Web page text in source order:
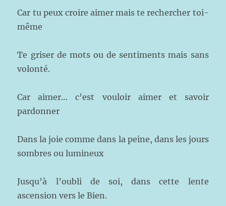
Car tu peux croire aimer mais te rechercher toi-
même
Te griser de mots ou de sentiments mais sans
volonté.
Car aimer… c’est vouloir aimer et savoir
pardonner
Dans la joie comme dans la peine, dans les jours
sombres ou lumineux
Jusqu’à l’oubli de soi, dans cette lente
ascension vers le Bien.